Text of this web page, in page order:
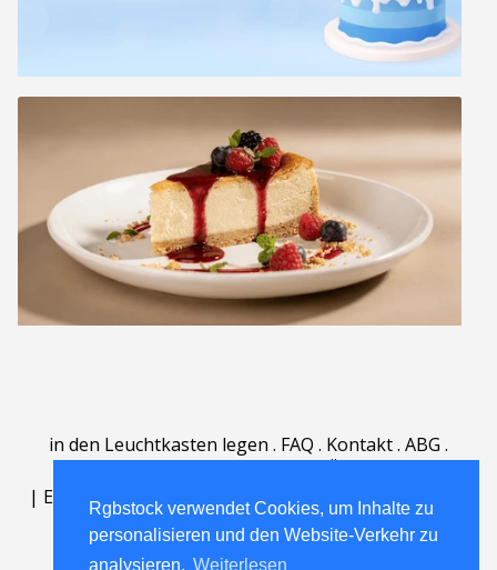
Rgbstock verwendet Cookies, um Inhalte zu
personalisieren und den Website-Verkehr zu
analysieren. Weiterlesen
in den Leuchtkasten legen . FAQ . Kontakt. ABG .
| English | Deutsch Español | Polski | Português
Nederlands|